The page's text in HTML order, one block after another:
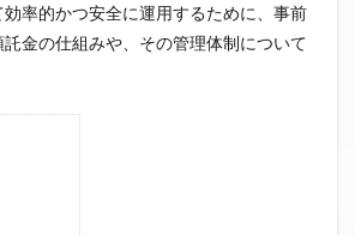
率的かつ安全に運用するために、事前
金の仕組みや、その管理体制について
ァンディング
ドファンディング
法
ートナーズ
CrowdShip Lending
CrowdFunding Channel